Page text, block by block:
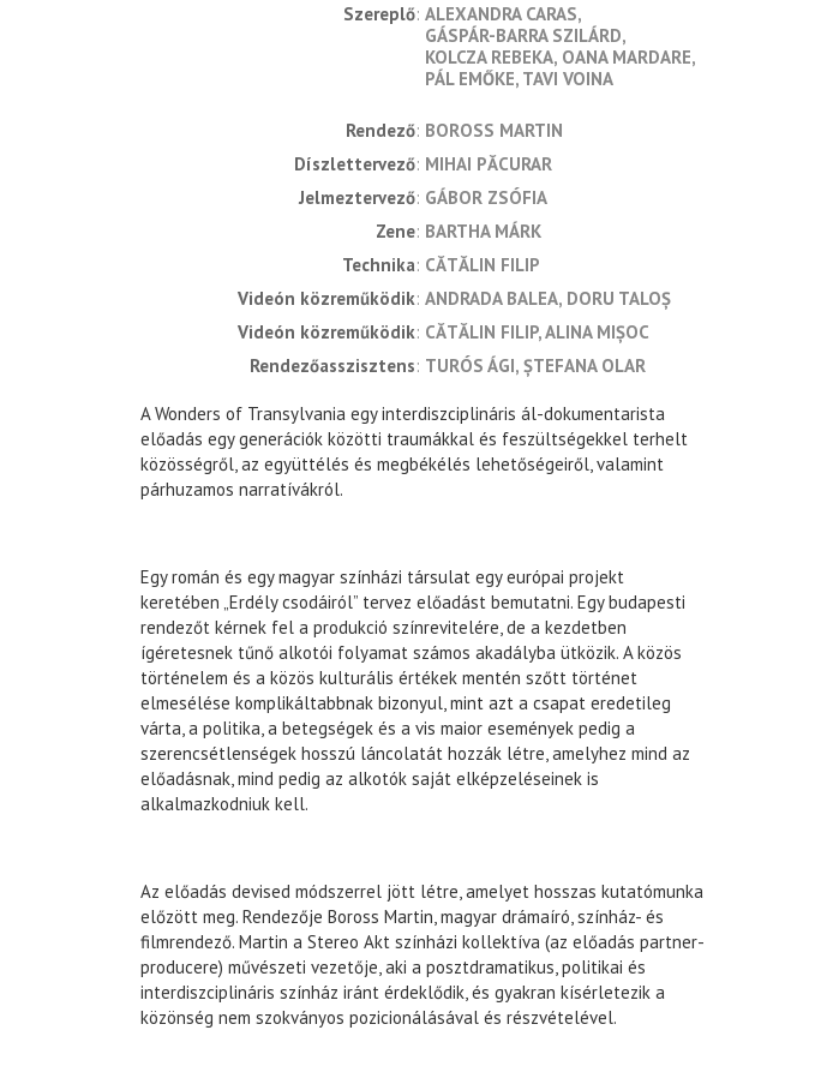
Szereplő ALEXANDRA CARAS
GÁSPÁR-BARRA SZILÁRD
KOLCZA REBEKA OANA MARDARE
PÁL EMŐKE TAVI VOINA
rendező BOROSS MARTIN
díszlettervező MIHAI PĂCURAR
jelmeztervező GÁBOR ZSÓFIA
zene BARTHA MÁRK
technika CĂTĂLIN FILIP
videón közreműködik ANDRADA BALEA DORU TALOȘ
videón közreműködik CĂTĂLIN FILIP ALINA MIȘOC
rendezőasszisztens TURÓS ÁGI ȘTEFANA OLAR
A Wonders of Transylvania egy interdiszciplináris ál-dokumentarista
előadás egy generációk közötti traumákkal és feszültségekkel terhelt
közösségről, az együttélés és megbékélés lehetőségeiről, valamint
párhuzamos narratívákról.
Egy román és egy magyar színházi társulat egy európai projekt
keretében „Erdély csodáiról” tervez előadást bemutatni. Egy budapesti
rendezőt kérnek fel a produkció színrevitelére, de a kezdetben
ígéretesnek tűnő alkotói folyamat számos akadályba ütközik. A közös
történelem és a közös kulturális értékek mentén szőtt történet
elmesélése komplikáltabbnak bizonyul, mint azt a csapat eredetileg
várta, a politika, a betegségek és a vis maior események pedig a
szerencsétlenségek hosszú láncolatát hozzák létre, amelyhez mind az
előadásnak, mind pedig az alkotók saját elképzeléseinek is
alkalmazkodniuk kell.
Az előadás devised módszerrel jött létre, amelyet hosszas kutatómunka
előzött meg. Rendezője Boross Martin, magyar drámaíró, színház- és
filmrendező. Martin a Stereo Akt színházi kollektíva (az előadás partner-
producere) művészeti vezetője, aki a posztdramatikus, politikai és
interdiszciplináris színház iránt érdeklődik, és gyakran kísérletezik a
közönség nem szokványos pozicionálásával és részvételével.